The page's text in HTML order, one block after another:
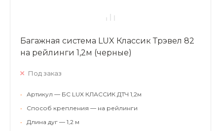
Багажная система LUX Классик Трэвел 82
на рейлинги 1,2м (черные)
Под заказ
•
Артикул — БС LUX КЛАССИК ДТЧ 1,2м
•
Способ крепления — на рейлинги
•
Длина дуг — 1,2 м